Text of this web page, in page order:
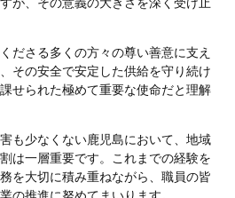
が、その意義の大きさを深く受け止
ださる多くの方々の尊い善意に支え
その安全で安定した供給を守り続け
せられた極めて重要な使命だと理解
も少なくない鹿児島において、地域
は一層重要です。これまでの経験を
を大切に積み重ねながら、職員の皆